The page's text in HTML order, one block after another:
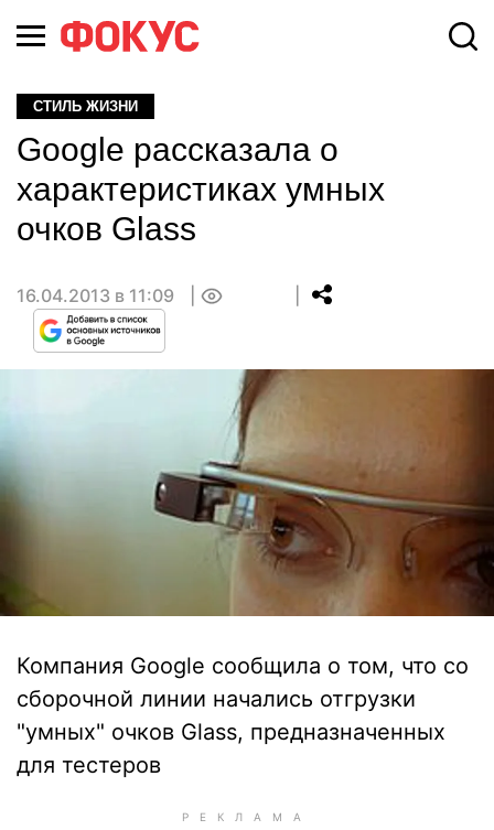
СТИЛЬ ЖИЗНИ
Google рассказала о
характеристиках умных
очков Glass
16.04.2013 в 11:09
Компания Google сообщила о том, что со
сборочной линии начались отгрузки
"умных" очков Glass, предназначенных
для тестеров